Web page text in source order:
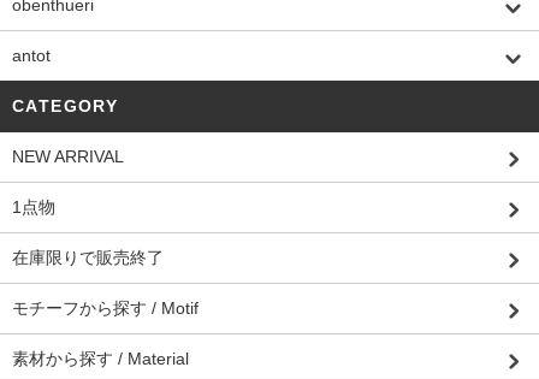
obenthueri
antot
CATEGORY
NEW ARRIVAL
1点物
在庫限りで販売終了
モチーフから探す / Motif
素材から探す / Material